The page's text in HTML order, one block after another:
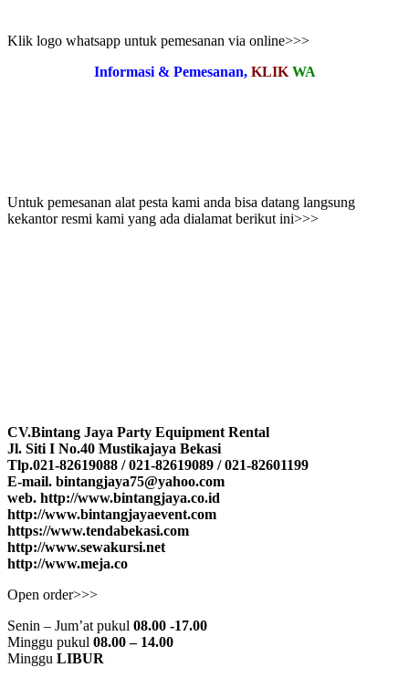
Klik logo whatsapp untuk pemesanan via online>>>
Informasi & Pemesanan, KLIK WA
Untuk pemesanan alat pesta kami anda bisa datang langsung
kekantor resmi kami yang ada dialamat berikut ini>>>
CV.Bintang Jaya Party Equipment Rental
Jl. Siti I No.40 Mustikajaya Bekasi
Tlp.021-82619088 / 021-82619089 / 021-82601199
E-mail. bintangjaya75@yahoo.com
web. http://www.bintangjaya.co.id
http://www.bintangjayaevent.com
https://www.tendabekasi.com
http://www.sewakursi.net
http://www.meja.co
Open order>>>
Senin – Jum’at pukul 08.00 -17.00
Minggu pukul 08.00 – 14.00
Minggu LIBUR